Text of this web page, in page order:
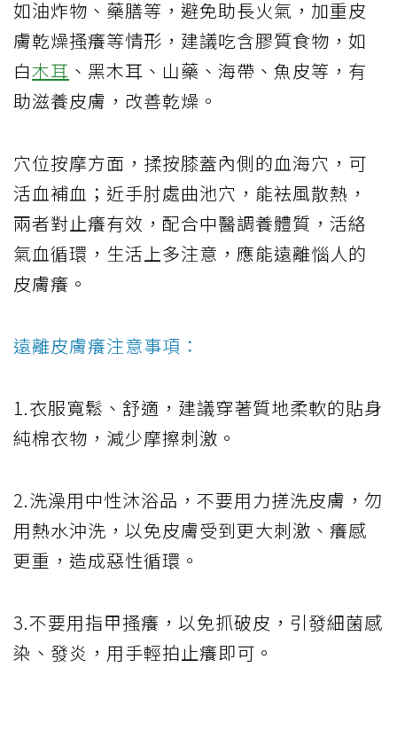
如油炸物、藥膳等，避免助長火氣，加重皮
膚乾燥搔癢等情形，建議吃含膠質食物，如
白木耳 、黑木耳、山藥、海帶、魚皮等，有
助滋養皮膚，改善乾燥。
穴位按摩方面，揉按膝蓋內側的血海穴，可
活血補血；近手肘處曲池穴，能袪風散熱，
兩者對止癢有效，配合中醫調養體質，活絡
氣血循環，生活上多注意，應能遠離惱人的
皮膚癢。
遠離皮膚癢注意事項：
1.衣服寬鬆、舒適，建議穿著質地柔軟的貼身
純棉衣物，減少摩擦刺激。
2.洗澡用中性沐浴品，不要用力搓洗皮膚，勿
用熱水沖洗，以免皮膚受到更大刺激、癢感
更重，造成惡性循環。
3.不要用指甲搔癢，以免抓破皮，引發細菌感
染、發炎，用手輕拍止癢即可。